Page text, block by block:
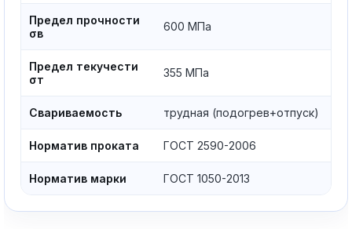
Предел прочности
σв
600 МПа
Предел текучести
σт
355 МПа
Свариваемость трудная (подогрев+отпуск)
Норматив проката ГОСТ 2590-2006
Норматив марки ГОСТ 1050-2013